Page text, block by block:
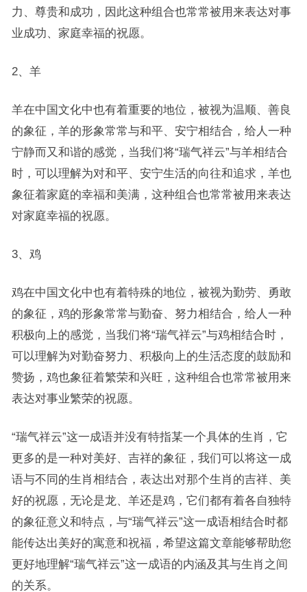
力、尊贵和成功，因此这种组合也常常被用来表达对事
业成功、家庭幸福的祝愿。
2、羊
羊在中国文化中也有着重要的地位，被视为温顺、善良
的象征，羊的形象常常与和平、安宁相结合，给人一种
宁静而又和谐的感觉，当我们将“瑞气祥云”与羊相结合
时，可以理解为对和平、安宁生活的向往和追求，羊也
象征着家庭的幸福和美满，这种组合也常常被用来表达
对家庭幸福的祝愿。
3、鸡
鸡在中国文化中也有着特殊的地位，被视为勤劳、勇敢
的象征，鸡的形象常常与勤奋、努力相结合，给人一种
积极向上的感觉，当我们将“瑞气祥云”与鸡相结合时，
可以理解为对勤奋努力、积极向上的生活态度的鼓励和
赞扬，鸡也象征着繁荣和兴旺，这种组合也常常被用来
表达对事业繁荣的祝愿。
“瑞气祥云”这一成语并没有特指某一个具体的生肖，它
更多的是一种对美好、吉祥的象征，我们可以将这一成
语与不同的生肖相结合，表达出对那个生肖的吉祥、美
好的祝愿，无论是龙、羊还是鸡，它们都有着各自独特
的象征意义和特点，与“瑞气祥云”这一成语相结合时都
能传达出美好的寓意和祝福，希望这篇文章能够帮助您
更好地理解“瑞气祥云”这一成语的内涵及其与生肖之间
的关系。